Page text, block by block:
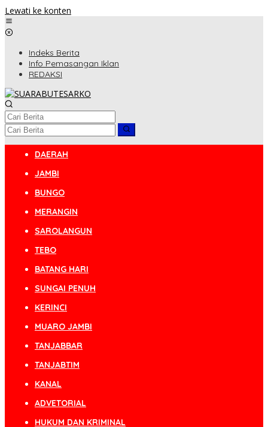
Lewati ke konten
Indeks Berita
Info Pemasangan Iklan
REDAKSI
DAERAH
JAMBI
BUNGO
MERANGIN
SAROLANGUN
TEBO
BATANG HARI
SUNGAI PENUH
KERINCI
MUARO JAMBI
TANJABBAR
TANJABTIM
KANAL
ADVETORIAL
HUKUM DAN KRIMINAL